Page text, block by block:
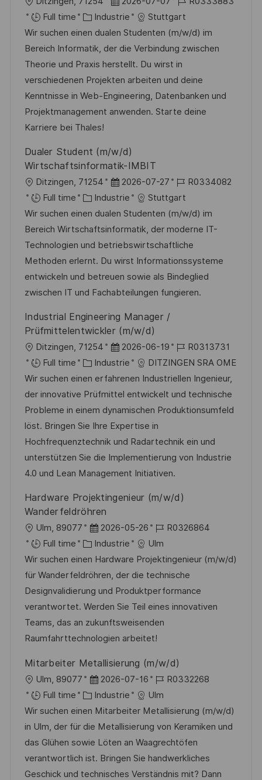
o
c
a
l
i
s
a
t
o
a
t
e
d
’
a
f
c
a
é
f
é
r
e
n
c
o
Full time
C
a
t
é
g
o
r
i
Industrie
Stuttgart
Wir suchen einen dualen Studenten (m/w/d) im
Bereich Informatik, der die Verbindung zwischen
Theorie und Praxis herstellt. Du wirst in
verschiedenen Projekten arbeiten und deine
Kenntnisse in Web-Engineering, Datenbanken und
Projektmanagement anwenden. Starte deine
Karriere bei Thales!
Dualer Student (m/w/d)
Wirtschaftsinformatik-IMBIT
o
c
a
l
i
s
a
i
Ditzingen, 71254
D
a
t
e
d
’
a
f
i
h
2026-07-27
R
é
f
é
r
e
n
c
p
R0334082
Full time
C
a
t
é
g
o
r
e
Industrie
Stuttgart
Wir suchen einen dualen Studenten (m/w/d) im
Bereich Wirtschaftsinformatik, der moderne IT-
Technologien und betriebswirtschaftliche
Methoden erlernt. Du wirst Informationssysteme
entwickeln und betreuen sowie als Bindeglied
zwischen IT und Fachabteilungen fungieren.
Industrial Engineering Manager /
Prüfmittelentwickler (m/w/d)
o
c
a
l
i
s
a
t
o
Ditzingen, 71254
D
a
t
e
d
’
a
f
f
c
2026-06-19
R
é
f
é
r
n
c
u
t
R0313731
Full time
C
a
t
é
g
o
r
i
Industrie
DITZINGEN SRA OME
Wir suchen einen erfahrenen Industriellen Ingenieur,
der innovative Prüfmittel entwickelt und technische
Probleme in einem dynamischen Produktionsumfeld
löst. Bringen Sie Ihre Expertise in
Hochfrequenztechnik und Radartechnik ein und
unterstützen Sie die Implementierung von Industrie
4.0 und Lean Management Initiativen.
Hardware Projektingenieur (m/w/d)
Wanderfeldröhren
o
c
a
l
i
s
a
i
o
Ulm, 89077
D
a
t
e
d
’
a
f
i
c
h
a
g
e
2026-05-26
R
é
f
é
r
e
n
c
d
u
p
o
s
t
e
R0326864
Full time
C
a
t
é
g
o
r
e
Industrie
Ulm
Wir suchen einen Hardware Projektingenieur (m/w/d)
für Wanderfeldröhren, der die technische
Designvalidierung und Produktperformance
verantwortet. Werden Sie Teil eines innovativen
Teams, das an zukunftsweisenden
Raumfahrttechnologien arbeitet!
Mitarbeiter Metallisierung (m/w/d)
o
c
a
l
i
s
Ulm, 89077
D
a
t
e
d
’
a
2026-07-16
R
é
f
é
r
e
n
R0332268
Full time
C
a
t
é
g
o
Industrie
Ulm
Wir suchen einen Mitarbeiter Metallisierung (m/w/d)
in Ulm, der für die Metallisierung von Keramiken und
das Glühen sowie Löten an Waagrechtöfen
verantwortlich ist. Bringen Sie handwerkliches
Geschick und technisches Verständnis mit? Dann